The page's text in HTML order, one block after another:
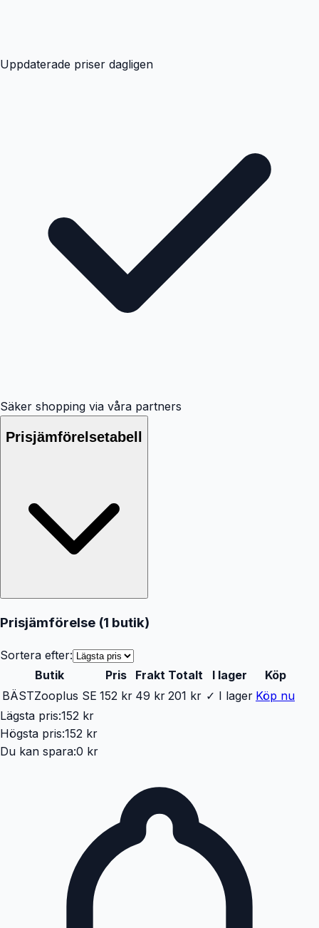
Uppdaterade priser dagligen
Säker shopping via våra partners
Prisjämförelsetabell
Prisjämförelse (1 butik)
Sortera efter:
Butik
Pris Frakt Totalt I lager
Köp
BÄSTZooplus SE 152 kr 49 kr 201 kr ✓ I lager Köp nu
Lägsta pris:152 kr
Högsta pris:152 kr
Du kan spara:0 kr